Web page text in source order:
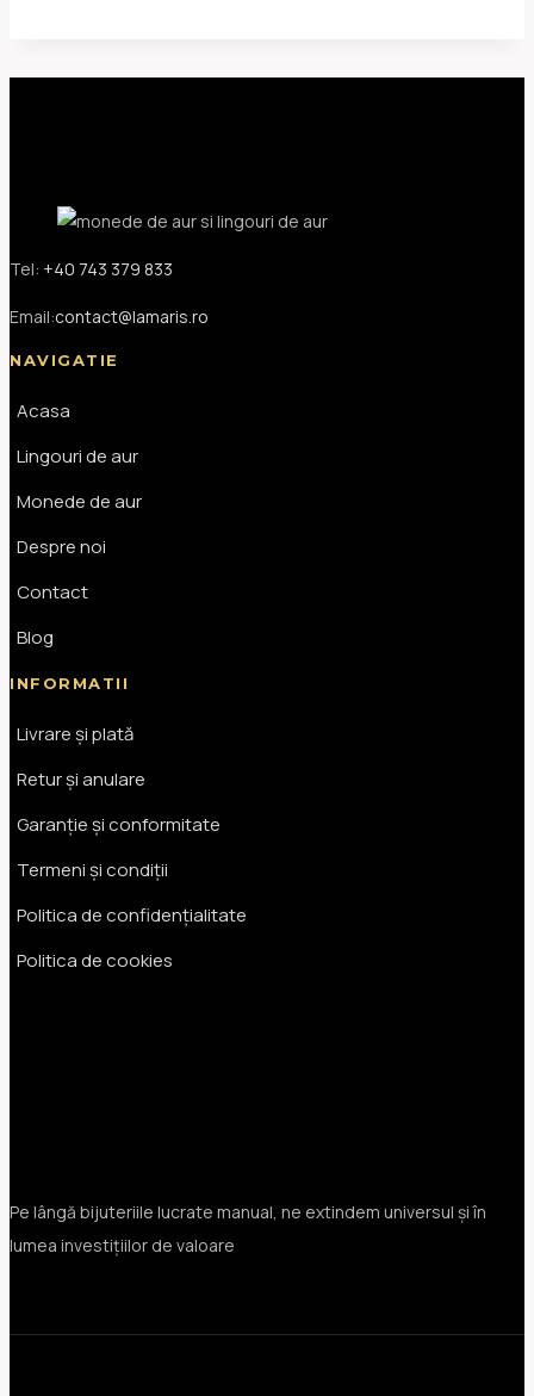
Tel: +40 743 379 833
Email:contact@lamaris.ro
NAVIGATIE
Acasa
Lingouri de aur
Monede de aur
Despre noi
Contact
Blog
INFORMATII
Livrare și plată
Retur și anulare
Garanție și conformitate
Termeni și condiții
Politica de confidențialitate
Politica de cookies
Pe lângă bijuteriile lucrate manual, ne extindem universul și în
lumea investițiilor de valoare